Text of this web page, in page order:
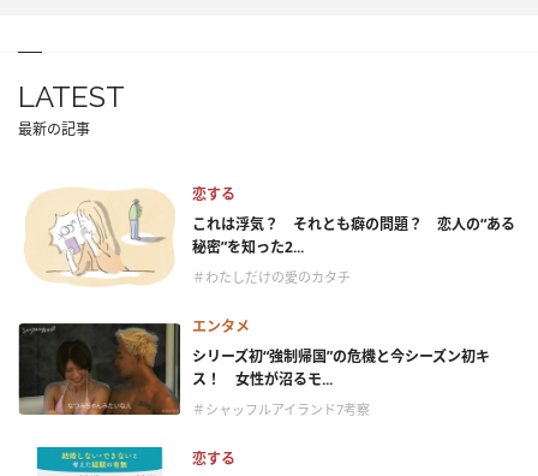
LATEST
最新の記事
恋する
これは浮気？ それとも癖の問題？ 恋人の“ある
秘密”を知った2...
＃わたしだけの愛のカタチ
エンタメ
シリーズ初“強制帰国”の危機と今シーズン初キ
ス！ 女性が沼るモ...
＃シャッフルアイランド7考察
恋する